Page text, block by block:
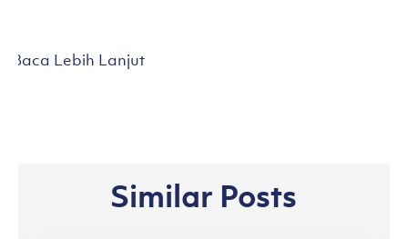
Baca Lebih Lanjut
Similar Posts